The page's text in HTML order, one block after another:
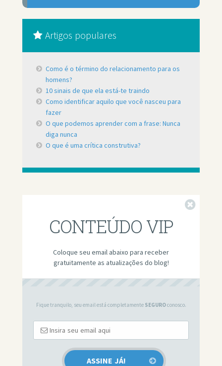
Artigos populares
Como é o término do relacionamento para os
homens?
10 sinais de que ela está-te traindo
Como identificar aquilo que você nasceu para
fazer
O que podemos aprender com a frase: Nunca
diga nunca
O que é uma crítica construtiva?
CONTEÚDO VIP
Coloque seu email abaixo para receber
gratuitamente as atualizações do blog!
Fique tranquilo, seu email está completamente SEGUROconosco.